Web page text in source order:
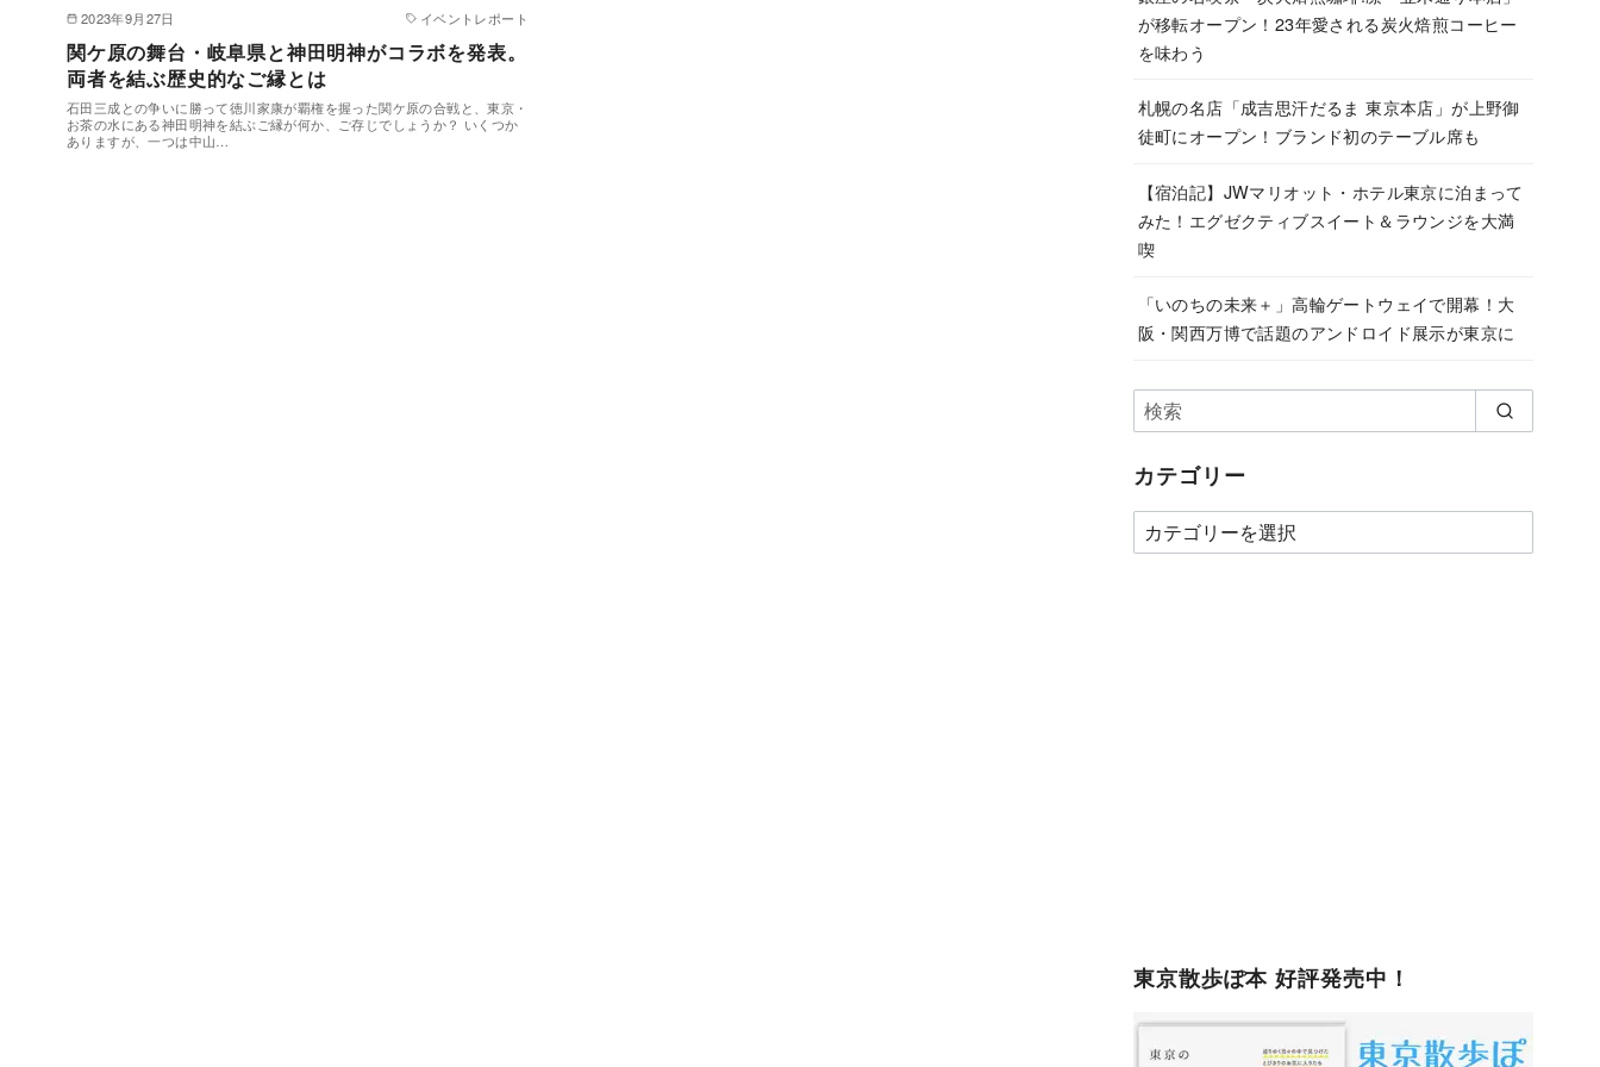
2023年9月27日 イベントレポート
関ケ原の舞台・岐阜県と神田明神がコラボを発表。
両者を結ぶ歴史的なご縁とは
石田三成との争いに勝って徳川家康が覇権を握った関ケ原の合戦と、東京・
お茶の水にある神田明神を結ぶご縁が何か、ご存じでしょうか？ いくつか
ありますが、一つは中山…
が移転オープン！23年愛される炭火焙煎コーヒー
を味わう
札幌の名店「成吉思汗だるま 東京本店」が上野御
徒町にオープン！ブランド初のテーブル席も
【宿泊記】JWマリオット・ホテル東京に泊まって
みた！エグゼクティブスイート＆ラウンジを大満
喫
「いのちの未来＋」高輪ゲートウェイで開幕！大
阪・関西万博で話題のアンドロイド展示が東京に
カテゴリー
カ
テ
東京散歩ぽ本 好評発売中！